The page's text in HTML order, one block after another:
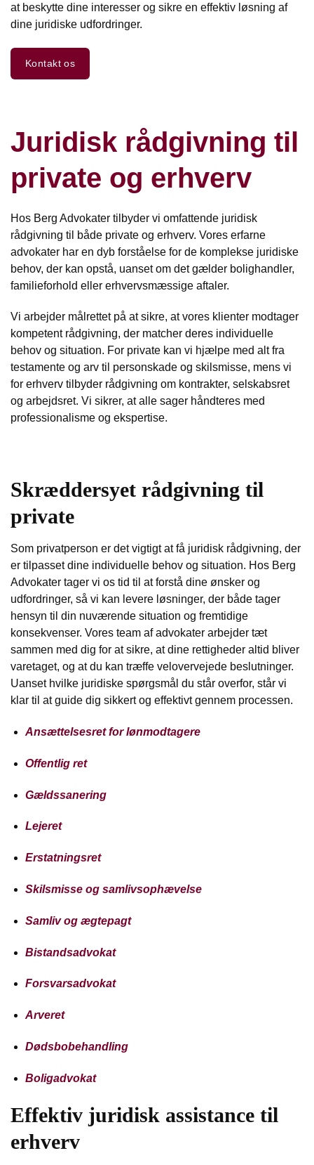
at beskytte dine interesser og sikre en effektiv løsning af
dine juridiske udfordringer.
Kontakt os
Juridisk rådgivning til
private og erhverv
Hos Berg Advokater tilbyder vi omfattende juridisk
rådgivning til både private og erhverv. Vores erfarne
advokater har en dyb forståelse for de komplekse juridiske
behov, der kan opstå, uanset om det gælder bolighandler,
familieforhold eller erhvervsmæssige aftaler.
Vi arbejder målrettet på at sikre, at vores klienter modtager
kompetent rådgivning, der matcher deres individuelle
behov og situation. For private kan vi hjælpe med alt fra
testamente og arv til personskade og skilsmisse, mens vi
for erhverv tilbyder rådgivning om kontrakter, selskabsret
og arbejdsret. Vi sikrer, at alle sager håndteres med
professionalisme og ekspertise.
Skræddersyet rådgivning til
private
Som privatperson er det vigtigt at få juridisk rådgivning, der
er tilpasset dine individuelle behov og situation. Hos Berg
Advokater tager vi os tid til at forstå dine ønsker og
udfordringer, så vi kan levere løsninger, der både tager
hensyn til din nuværende situation og fremtidige
konsekvenser. Vores team af advokater arbejder tæt
sammen med dig for at sikre, at dine rettigheder altid bliver
varetaget, og at du kan træffe velovervejede beslutninger.
Uanset hvilke juridiske spørgsmål du står overfor, står vi
klar til at guide dig sikkert og effektivt gennem processen.
Ansættelsesret for lønmodtagere
Offentlig ret
Gældssanering
Lejeret
Erstatningsret
Skilsmisse og samlivsophævelse
Samliv og ægtepagt
Bistandsadvokat
Forsvarsadvokat
Arveret
Dødsbobehandling
Boligadvokat
Effektiv juridisk assistance til
erhverv